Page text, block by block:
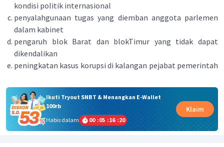
kondisi politik internasional
penyalahgunaan tugas yang diemban anggota parlemen
dalam kabinet
pengaruh blok Barat dan blokTimur yang tidak dapat
dikendalikan
peningkatan kasus korupsi di kalangan pejabat pemerintah
Ikuti Tryout SNBT & Menangkan E-Wallet
100rb
Habis dalam
00 :05 :16 :19
Klaim